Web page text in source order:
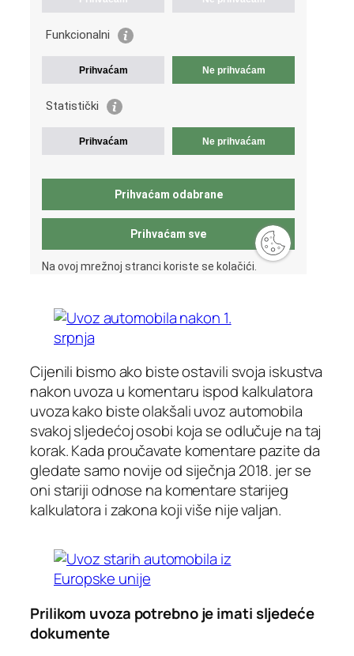
Cijenili bismo ako biste ostavili svoja iskustva
nakon uvoza u komentaru ispod kalkulatora
uvoza kako biste olakšali uvoz automobila
svakoj sljedećoj osobi koja se odlučuje na taj
korak. Kada proučavate komentare pazite da
gledate samo novije od siječnja 2018. jer se
oni stariji odnose na komentare starijeg
kalkulatora i zakona koji više nije valjan.
Prilikom uvoza potrebno je imati sljedeće
dokumente